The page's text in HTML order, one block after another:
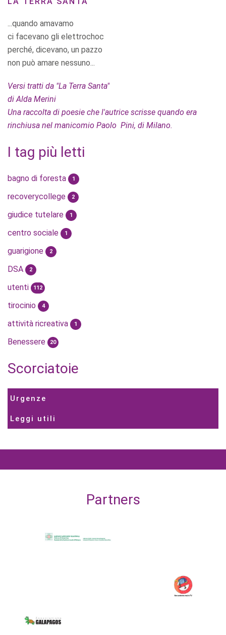
...quando amavamo
ci facevano gli elettrochoc
perché, dicevano, un pazzo
non può amare nessuno...
Versi tratti da "La Terra Santa"
di Alda Merini
Una raccolta di poesie che l'autrice scrisse quando era
rinchiusa nel manicomio Paolo Pini, di Milano.
I tag più letti
bagno di foresta 1
recoverycollege 2
giudice tutelare 1
centro sociale 1
guarigione 2
DSA 2
utenti 112
tirocinio 4
attività ricreativa 1
Benessere 20
Scorciatoie
Urgenze
Leggi utili
Partners